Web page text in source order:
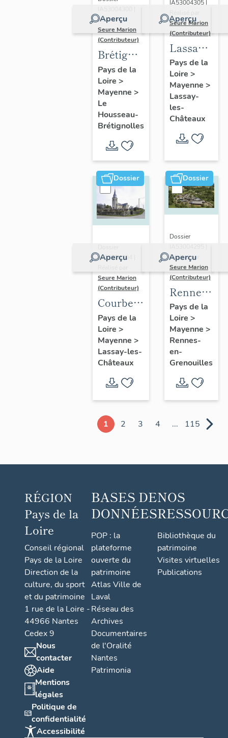
immeuble
à
logements,
31-33 rue
Robert-
Glétron
Aperçu
Réalisé par
Seure Marion
(Contributeur)
Brétignolles
:
présentation
de
l'ancienne
commune
Pays de la
Loire >
Mayenne >
Le
Housseau-
Brétignolles
Aperçu
IA53004305 |
Seure Marion
(Contributeur)
Lassay-
les-
Châteaux
:
de la
commune
Pays de la
Loire >
Mayenne >
Lassay-
les-
Châteaux
Dossier
Aperçu
IA53004304 |
Seure Marion
(Contributeur)
Courberie
:
présentation
de
l'ancienne
commune
Pays de la
Loire >
Mayenne >
Lassay-les-
Châteaux
Dossier
Aperçu
Dossier
Réalisé par
Seure Marion
(Contributeur)
Rennes-
en-
Grenouilles
:
de la
commune
Pays de la
Loire >
Mayenne >
Rennes-
en-
Grenouilles
1 2 3 4 ... 115
RÉGION
Pays de la
Loire
Conseil régional
Pays de la Loire
Direction de la
culture, du sport
et du patrimoine
1 rue de la Loire -
44966 Nantes
Cedex 9
Nous
contacter
Aide
Mentions
légales
Politique de
confidentialité
Accessibilité
BASES DE
DONNÉES
POP : la
plateforme
ouverte du
patrimoine
Atlas Ville de
Laval
Réseau des
Archives
Documentaires
de l'Oralité
Nantes
Patrimonia
NOS
Bibliothèque du
patrimoine
Visites virtuelles
Publications